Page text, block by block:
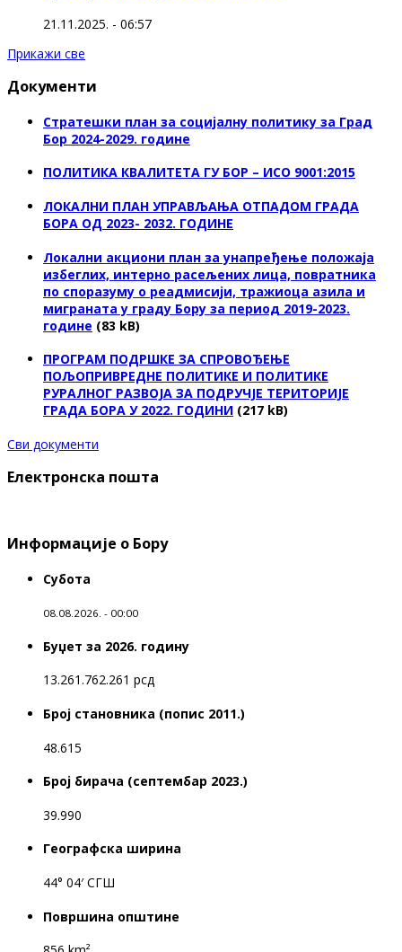
21.11.2025. - 06:57
Прикажи све
Документи
Стратешки план за социјалну политику за Град
Бор 2024-2029. године
ПОЛИТИКА КВАЛИТЕТА ГУ БОР – ИСО 9001:2015
ЛОКАЛНИ ПЛАН УПРАВЉАЊА ОТПАДОМ ГРАДА
БОРА ОД 2023- 2032. ГОДИНЕ
Локални акциони план за унапређење положаја
избеглих, интерно расељених лица, повратника
по споразуму о реадмисији, тражиоца азила и
миграната у граду Бору за период 2019-2023.
године (83 kB)
ПРОГРАМ ПОДРШКЕ ЗА СПРОВОЂЕЊЕ
ПОЉОПРИВРЕДНЕ ПОЛИТИКЕ И ПОЛИТИКЕ
РУРАЛНОГ РАЗВОЈА ЗА ПОДРУЧЈЕ ТЕРИТОРИЈЕ
ГРАДА БОРА У 2022. ГОДИНИ (217 kB)
Сви документи
Електронска пошта
Информације о Бору
Субота
08.08.2026. - 00:00
Буџет за 2026. годину
13.261.762.261 рсд
Број становника (попис 2011.)
48.615
Број бирача (септембар 2023.)
39.990
Географска ширина
44° 04′ СГШ
Површина општине